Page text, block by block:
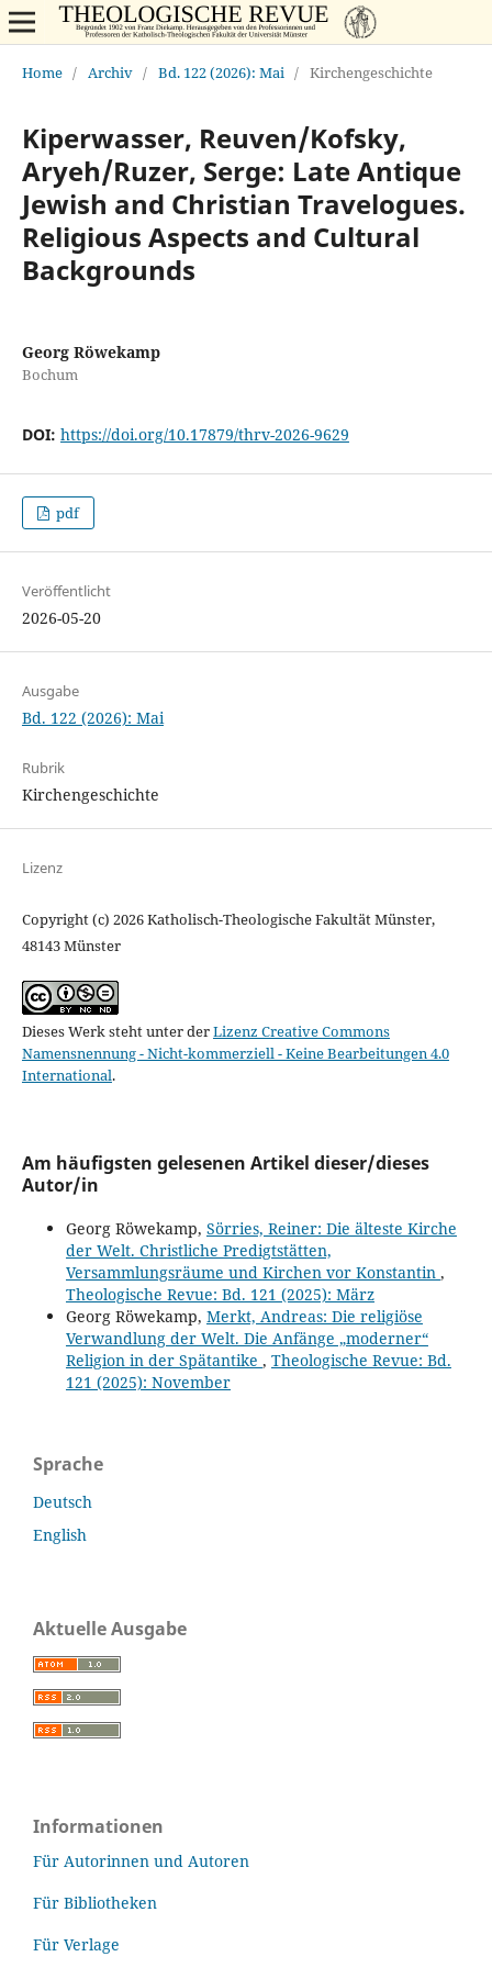
Home / Archiv / Bd. 122 (2026): Mai / Kirchengeschichte
Kiperwasser, Reuven/Kofsky,
Aryeh/Ruzer, Serge: Late Antique
Jewish and Christian Travelogues.
Religious Aspects and Cultural
Backgrounds
Georg Röwekamp
Bochum
DOI: https://doi.org/10.17879/thrv-2026-9629
pdf
Veröffentlicht
2026-05-20
Ausgabe
Bd. 122 (2026): Mai
Rubrik
Kirchengeschichte
Lizenz
Copyright (c) 2026 Katholisch-Theologische Fakultät Münster,
48143 Münster
Dieses Werk steht unter derLizenz Creative Commons
Namensnennung - Nicht-kommerziell - Keine Bearbeitungen 4.0
International.
Am häufigsten gelesenen Artikel dieser/dieses
Autor/in
Georg Röwekamp, Sörries, Reiner: Die älteste Kirche
der Welt. Christliche Predigtstätten,
Versammlungsräume und Kirchen vor Konstantin ,
Theologische Revue: Bd. 121 (2025): März
Georg Röwekamp, Merkt, Andreas: Die religiöse
Verwandlung der Welt. Die Anfänge „moderner“
Religion in der Spätantike , Theologische Revue: Bd.
121 (2025): November
Sprache
Deutsch
English
Aktuelle Ausgabe
Informationen
Für Autorinnen und Autoren
Für Bibliotheken
Für Verlage